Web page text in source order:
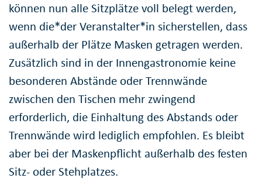
können nun alle Sitzplätze voll belegt werden,
wenn die*der Veranstalter*in sicherstellen, dass
außerhalb der Plätze Masken getragen werden.
Zusätzlich sind in der Innengastronomie keine
besonderen Abstände oder Trennwände
zwischen den Tischen mehr zwingend
erforderlich, die Einhaltung des Abstands oder
Trennwände wird lediglich empfohlen. Es bleibt
aber bei der Maskenpflicht außerhalb des festen
Sitz- oder Stehplatzes.